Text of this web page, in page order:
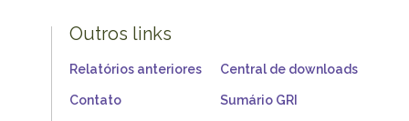
Outros links
Relatórios anteriores
Contato
Central de downloads
Sumário GRI